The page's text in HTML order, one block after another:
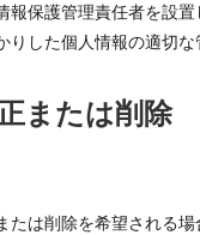
保護管理責任者を設
した個人情報の適切な
または削除
は削除を希望される